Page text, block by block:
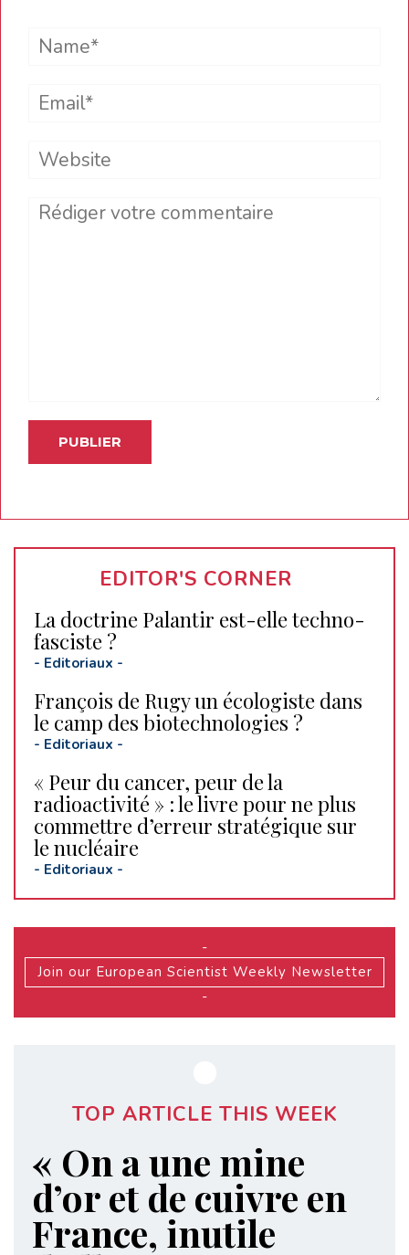
Name*
Email*
Website
Comment
EDITOR'S CORNER
La doctrine Palantir est-elle techno-
fasciste ?
- Editoriaux -
François de Rugy un écologiste dans
le camp des biotechnologies ?
- Editoriaux -
« Peur du cancer, peur de la
radioactivité » : le livre pour ne plus
commettre d’erreur stratégique sur
le nucléaire
- Editoriaux -
-
Join our European Scientist Weekly Newsletter
-
TOP ARTICLE THIS WEEK
« On a une mine
d’or et de cuivre en
France, inutile